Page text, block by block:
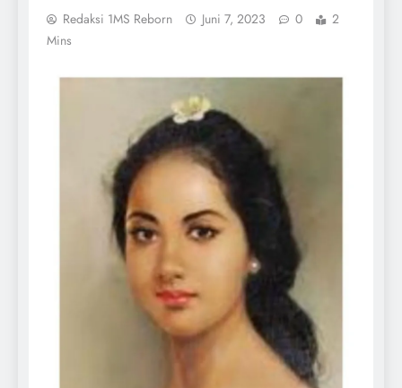
Redaksi 1MS Reborn Juni 7, 2023 0
2
Mins